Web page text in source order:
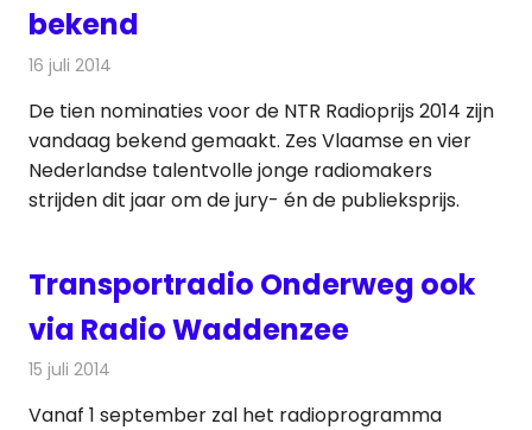
bekend
16 juli 2014
De tien nominaties voor de NTR Radioprijs 2014 zijn
vandaag bekend gemaakt. Zes Vlaamse en vier
Nederlandse talentvolle jonge radiomakers
strijden dit jaar om de jury- én de publieksprijs.
Transportradio Onderweg ook
via Radio Waddenzee
15 juli 2014
Vanaf 1 september zal het radioprogramma